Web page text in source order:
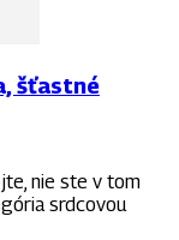
šťastné
nie ste v tom
srdcovou